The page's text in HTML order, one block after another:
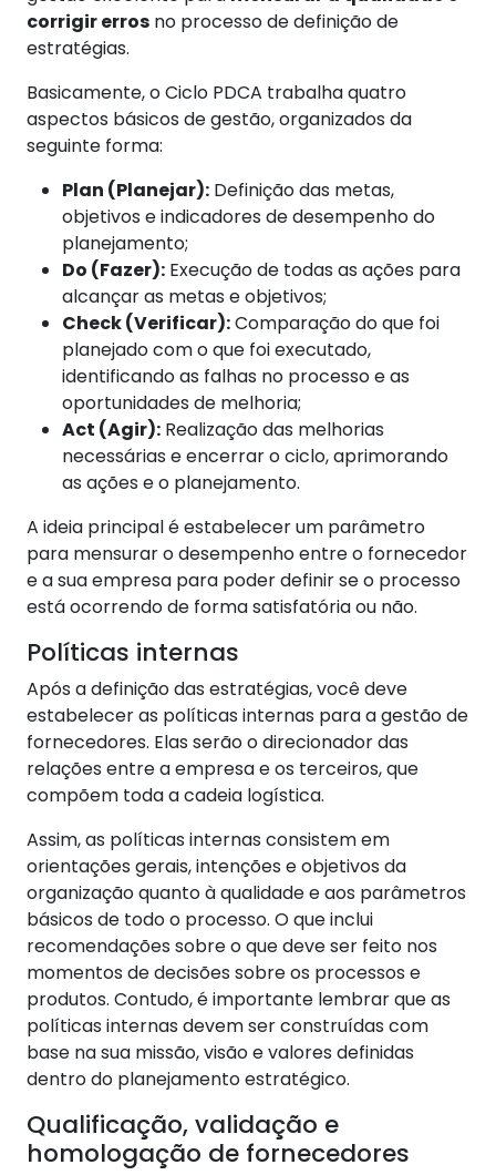
corrigir erros no processo de definição de
estratégias.
Basicamente, o Ciclo PDCA trabalha quatro
aspectos básicos de gestão, organizados da
seguinte forma:
Plan (Planejar): Definição das metas,
objetivos e indicadores de desempenho do
planejamento;
Do (Fazer): Execução de todas as ações para
alcançar as metas e objetivos;
Check (Verificar):Comparação do que foi
planejado com o que foi executado,
identificando as falhas no processo e as
oportunidades de melhoria;
Act (Agir): Realização das melhorias
necessárias e encerrar o ciclo, aprimorando
as ações e o planejamento.
A ideia principal é estabelecer um parâmetro
para mensurar o desempenho entre o fornecedor
e a sua empresa para poder definir se o processo
está ocorrendo de forma satisfatória ou não.
Políticas internas
Após a definição das estratégias, você deve
estabelecer as políticas internas para a gestão de
fornecedores. Elas serão o direcionador das
relações entre a empresa e os terceiros, que
compõem toda a cadeia logística.
Assim, as políticas internas consistem em
orientações gerais, intenções e objetivos da
organização quanto à qualidade e aos parâmetros
básicos de todo o processo. O que inclui
recomendações sobre o que deve ser feito nos
momentos de decisões sobre os processos e
produtos. Contudo, é importante lembrar que as
políticas internas devem ser construídas com
base na sua missão, visão e valores definidas
dentro do planejamento estratégico.
Qualificação, validação e
homologação de fornecedores